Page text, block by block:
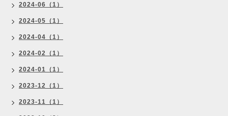
2024-06（1）
2024-05（1）
2024-04（1）
2024-02（1）
2024-01（1）
2023-12（1）
2023-11（1）